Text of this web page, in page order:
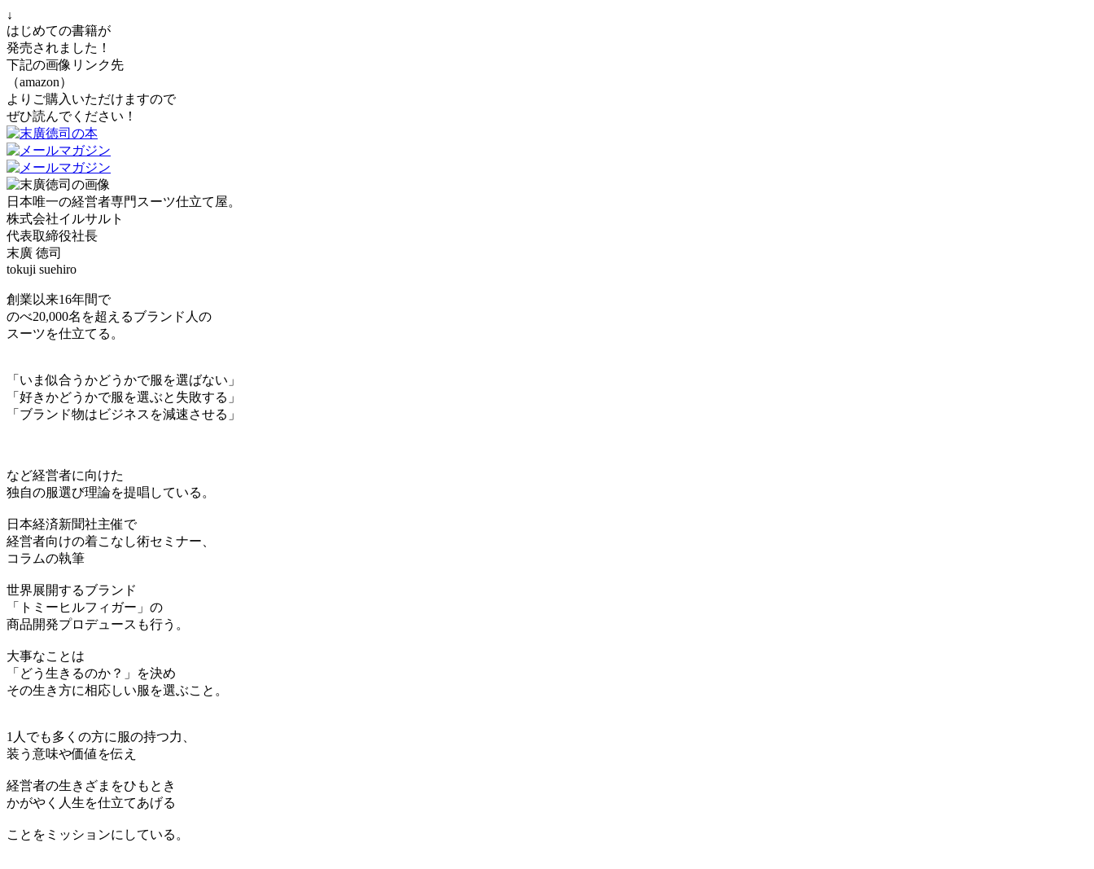
↓
はじめての書籍が
発売されました！
下記の画像リンク先
（amazon）
よりご購入いただけますので
ぜひ読んでください！
日本唯一の経営者専門スーツ仕立て屋。
株式会社イルサルト
代表取締役社長
末廣 徳司
tokuji suehiro
創業以来16年間で
のべ20,000名を超えるブランド人の
スーツを仕立てる。
「いま似合うかどうかで服を選ばない」
「好きかどうかで服を選ぶと失敗する」
「ブランド物はビジネスを減速させる」
など経営者に向けた
独自の服選び理論を提唱している。
日本経済新聞社主催で
経営者向けの着こなし術セミナー、
コラムの執筆
世界展開するブランド
「トミーヒルフィガー」の
商品開発プロデュースも行う。
大事なことは
「どう生きるのか？」を決め
その生き方に相応しい服を選ぶこと。
1人でも多くの方に服の持つ力、
装う意味や価値を伝え
経営者の生きざまをひもとき
かがやく人生を仕立てあげる
ことをミッションにしている。